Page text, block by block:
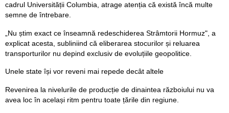
cadrul Universității Columbia, atrage atenția că există încă multe
semne de întrebare.
„Nu știm exact ce înseamnă redeschiderea Strâmtorii Hormuz", a
explicat acesta, subliniind că eliberarea stocurilor și reluarea
transporturilor nu depind exclusiv de evoluțiile geopolitice.
Unele state își vor reveni mai repede decât altele
Revenirea la nivelurile de producție de dinaintea războiului nu va
avea loc în același ritm pentru toate țările din regiune.